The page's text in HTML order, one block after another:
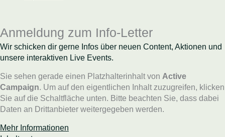
Anmeldung zum Info-Letter
Wir schicken dir gerne Infos über neuen Content, Aktionen und
unsere interaktiven Live Events.
Sie sehen gerade einen Platzhalterinhalt von Active
Campaign. Um auf den eigentlichen Inhalt zuzugreifen, klicken
Sie auf die Schaltfläche unten. Bitte beachten Sie, dass dabei
Daten an Drittanbieter weitergegeben werden.
Mehr Informationen